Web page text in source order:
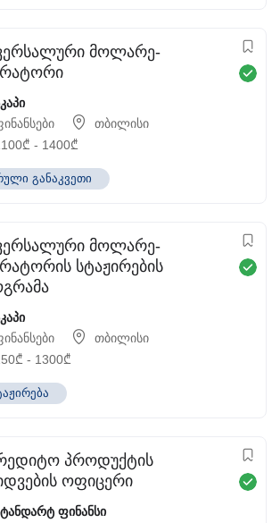
მოლარე-
თბილისი
₾ - 1400₾
განაკვეთი
მოლარე-
სტაჟირების
თბილისი
₾ - 1300₾
პროდუქტის
ოფიცერი
ფინანსი